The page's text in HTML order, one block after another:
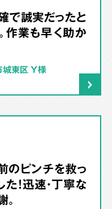
で誠実だったと
作業も早く助か
城東区 Y様
のピンチを救っ
！迅速・丁寧な